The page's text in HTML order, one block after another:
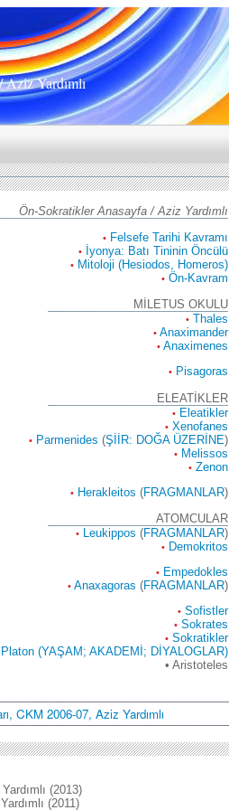
Yardımlı
Ön-Sokratikler Anasayfa / Aziz Yardımlı
• Felsefe Tarihi Kavramı
• İyonya: Batı Tininin Öncülü
• Mitoloji (Hesiodos, Homeros)
• Ön-Kavram
MİLETUS OKULU
• Thales
• Anaximander
• Anaximenes
• Pisagoras
ELEATİKLER
• Eleatikler
• Xenofanes
• Parmenides (ŞİİR: DOĞA ÜZERİNE)
• Melissos
• Zenon
• Herakleitos (FRAGMANLAR)
ATOMCULAR
• Leukippos (FRAGMANLAR)
• Demokritos
• Empedokles
• Anaxagoras (FRAGMANLAR)
• Sofistler
• Sokrates
• Sokratikler
Platon (YAŞAM; AKADEMİ; DİYALOGLAR)
• Aristoteles
CKM 2006-07, Aziz Yardımlı
(2013)
(2011)